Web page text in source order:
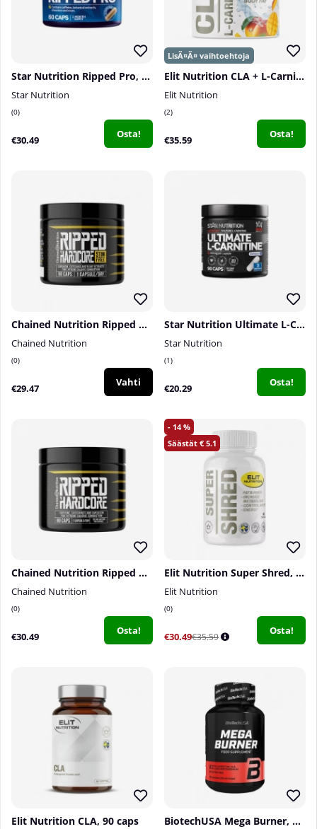
Star Nutrition Ripped Pro, 60 caps
Star Nutrition
0
€30.49 Osta!
Elit Nutrition CLA + L-Carnitine, 180 g
Elit Nutrition
2
€35.59 Osta!
Chained Nutrition Ripped Hardcore STIM FREE, 90 caps
Chained Nutrition
0
€29.47 Vahti
Star Nutrition Ultimate L-Carnitine, 90 caps
Star Nutrition
1
€20.29 Osta!
Chained Nutrition Ripped Hardcore, 90 caps
Chained Nutrition
0
€30.49 Osta!
14
5.1
Elit Nutrition Super Shred, 90 caps
Elit Nutrition
0
€30.49€35.59
Osta!
Elit Nutrition CLA, 90 caps BiotechUSA Mega Burner, 90 caps